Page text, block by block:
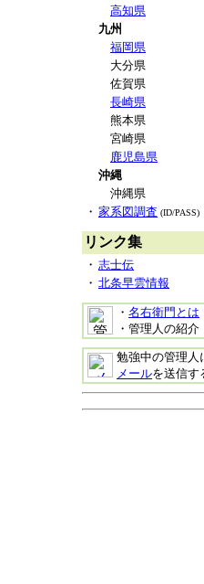
高知県
九州
福岡県
大分県
佐賀県
長崎県
熊本県
宮崎県
鹿児島県
沖縄
沖縄県
・ 家系図調査 (ID/PASS)
リンク集
・ 志士伝
・ 北条早雲情報
・ 名右衛門とは
・管理人の紹介
勉強中の管理人
メールを送信す